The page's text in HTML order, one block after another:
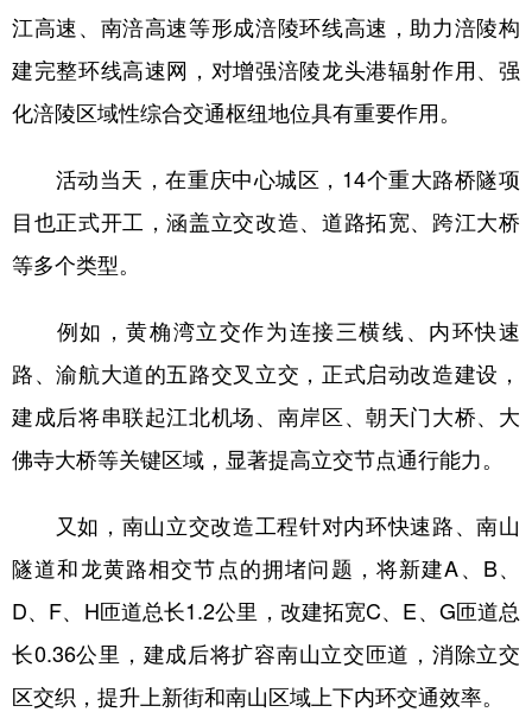
江高速、南涪高速等形成涪陵环线高速，助力涪陵构
建完整环线高速网，对增强涪陵龙头港辐射作用、强
化涪陵区域性综合交通枢纽地位具有重要作用。
活动当天，在重庆中心城区，14个重大路桥隧项
目也正式开工，涵盖立交改造、道路拓宽、跨江大桥
等多个类型。
例如，黄桷湾立交作为连接三横线、内环快速
路、渝航大道的五路交叉立交，正式启动改造建设，
建成后将串联起江北机场、南岸区、朝天门大桥、大
佛寺大桥等关键区域，显著提高立交节点通行能力。
又如，南山立交改造工程针对内环快速路、南山
隧道和龙黄路相交节点的拥堵问题，将新建A、B、
D、F、H匝道总长1.2公里，改建拓宽C、E、G匝道总
长0.36公里，建成后将扩容南山立交匝道，消除立交
区交织，提升上新街和南山区域上下内环交通效率。